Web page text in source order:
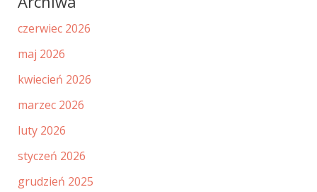
czerwiec 2026
maj 2026
kwiecień 2026
marzec 2026
luty 2026
styczeń 2026
grudzień 2025